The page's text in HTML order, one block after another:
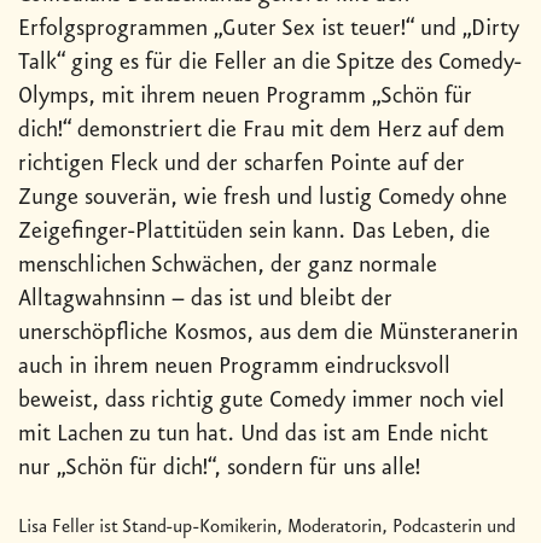
Erfolgsprogrammen „Guter Sex ist teuer!“ und „Dirty
Talk“ ging es für die Feller an die Spitze des Comedy-
Olymps, mit ihrem neuen Programm „Schön für
dich!“ demonstriert die Frau mit dem Herz auf dem
richtigen Fleck und der scharfen Pointe auf der
Zunge souverän, wie fresh und lustig Comedy ohne
Zeigefinger-Plattitüden sein kann. Das Leben, die
menschlichen Schwächen, der ganz normale
Alltagwahnsinn – das ist und bleibt der
unerschöpfliche Kosmos, aus dem die Münsteranerin
auch in ihrem neuen Programm eindrucksvoll
beweist, dass richtig gute Comedy immer noch viel
mit Lachen zu tun hat. Und das ist am Ende nicht
nur „Schön für dich!“, sondern für uns alle!
Lisa Feller ist Stand-up-Komikerin, Moderatorin, Podcasterin und